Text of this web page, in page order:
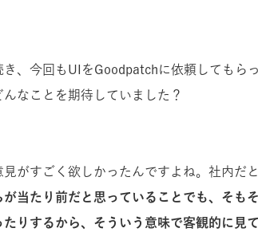
き、今回もUIをGoodpatchに依頼してもら
なことを期待していました？
がすごく欲しかったんですよね。社内だ
が当たり前だと思っていることでも、そも
りするから、そういう意味で客観的に見